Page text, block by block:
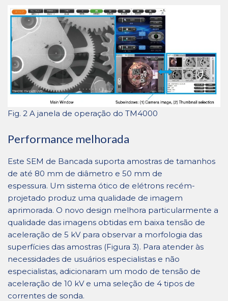
Fig. 2 A janela de operação do TM4000
Performance melhorada
Este SEM de Bancada suporta amostras de tamanhos
de até 80 mm de diâmetro e 50 mm de
espessura. Um sistema ótico de elétrons recém-
projetado produz uma qualidade de imagem
aprimorada. O novo design melhora particularmente a
qualidade das imagens obtidas em baixa tensão de
aceleração de 5 kV para observar a morfologia das
superfícies das amostras (Figura 3). Para atender às
necessidades de usuários especialistas e não
especialistas, adicionaram um modo de tensão de
aceleração de 10 kV e uma seleção de 4 tipos de
correntes de sonda.